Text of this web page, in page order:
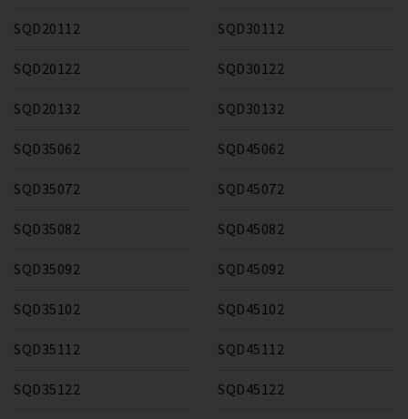
SQD20112
SQD20122
SQD20132
SQD30112
SQD30122
SQD30132
SQD35062
SQD35072
SQD35082
SQD35092
SQD35102
SQD35112
SQD35122
SQD45062
SQD45072
SQD45082
SQD45092
SQD45102
SQD45112
SQD45122